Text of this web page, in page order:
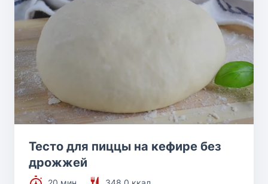
Тесто для пиццы на кефире без
дрожжей